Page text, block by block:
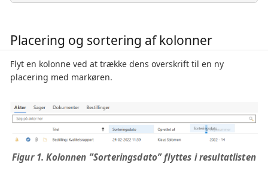
Placering og sortering af kolonner
Flyt en kolonne ved at trække dens overskrift til en ny
placering med markøren.
Figur 1. Kolonnen ”Sorteringsdato” flyttes i resultatlisten